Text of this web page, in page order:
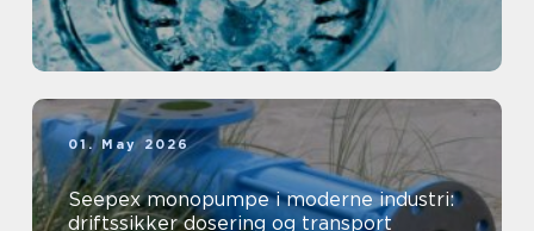
01. May 2026
Seepex monopumpe i moderne industri:
driftssikker dosering og transport